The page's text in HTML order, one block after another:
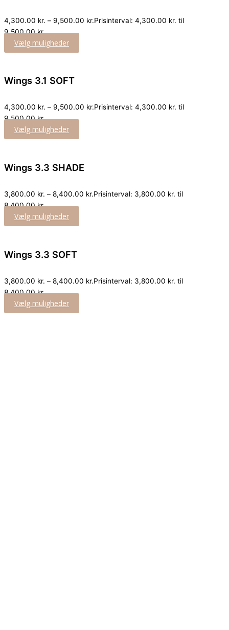
4,300.00 kr. – 9,500.00 kr.Prisinterval: 4,300.00 kr. til
9,500.00 kr.
Vælg muligheder
Wings 3.1 SOFT
4,300.00 kr. – 9,500.00 kr.Prisinterval: 4,300.00 kr. til
9,500.00 kr.
Vælg muligheder
Wings 3.3 SHADE
3,800.00 kr. – 8,400.00 kr.Prisinterval: 3,800.00 kr. til
8,400.00 kr.
Vælg muligheder
Wings 3.3 SOFT
3,800.00 kr. – 8,400.00 kr.Prisinterval: 3,800.00 kr. til
8,400.00 kr.
Vælg muligheder